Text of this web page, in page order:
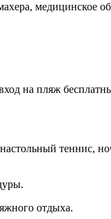
медицинское
на пляж
теннис,
отдыха.